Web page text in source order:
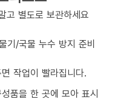
고 별도로 보관하세요
기/국물 누수 방지 준비
작업이 빨라집니다.
품을 한 곳에 모아 표시